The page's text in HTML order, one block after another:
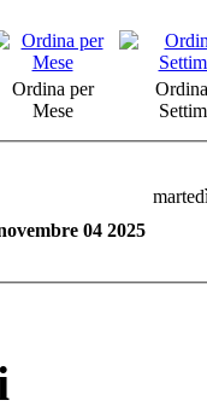
Ordina per
Mese
04 2025